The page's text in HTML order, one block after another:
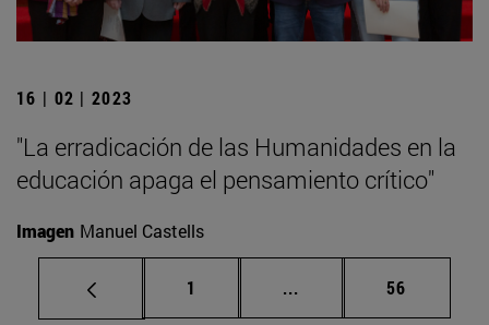
16 | 02 | 2023
"La erradicación de las Humanidades en la
educación apaga el pensamiento crítico"
Imagen Manuel Castells
Página
1 ... Páginas intermedias
Página
56